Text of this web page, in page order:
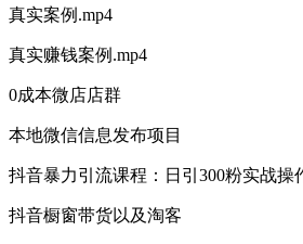
真实案例.mp4
真实赚钱案例.mp4
0成本微店店群
本地微信信息发布项目
抖音暴力引流课程：日引300粉实战操
抖音橱窗带货以及淘客